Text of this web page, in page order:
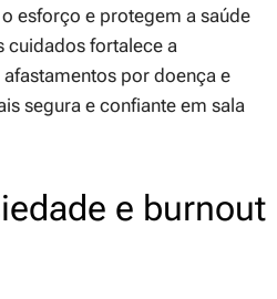
esforço e protegem a saúde
cuidados fortalece a
por doença e
segura e confiante em sala
e burnout